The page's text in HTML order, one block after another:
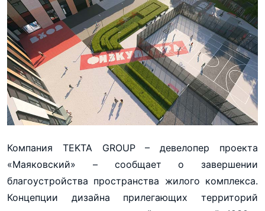
Компания TEKTA GROUP – девелопер проекта
«Маяковский» – сообщает о завершении
благоустройства пространства жилого комплекса.
Концепции дизайна прилегающих территорий